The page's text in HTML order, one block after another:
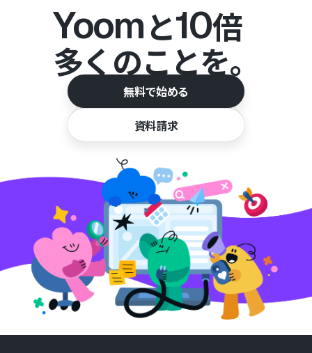
Yoomと10倍
多くのことを。
無料で始める
資料請求